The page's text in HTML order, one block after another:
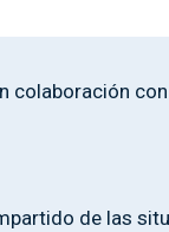
colaboración
de las